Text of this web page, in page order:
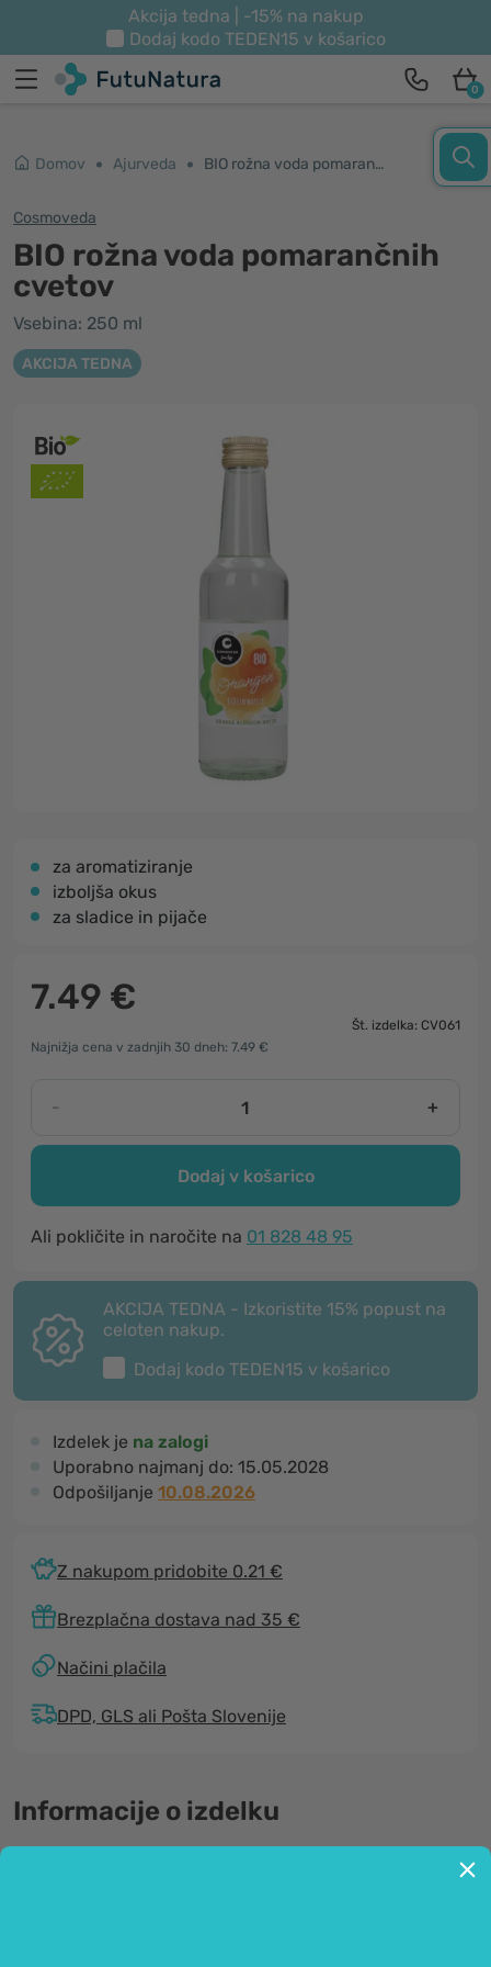
Akcija tedna | -15% na nakup
Dodaj kodo TEDEN15 v košarico
0
Domov Ajurveda BIO rožna voda pomarančnih cvetov
Cosmoveda
BIO rožna voda pomarančnih
cvetov
Vsebina: 250 ml
AKCIJA TEDNA
za aromatiziranje
izboljša okus
za sladice in pijače
7.49 €
Št. izdelka: CV061
Najnižja cena v zadnjih 30 dneh: 7.49 €
- +
Dodaj v košarico
Ali pokličite in naročite na 01 828 48 95
AKCIJA TEDNA - Izkoristite 15% popust na
celoten nakup.
Dodaj kodo TEDEN15 v košarico
Izdelek je na zalogi
Uporabno najmanj do: 15.05.2028
Odpošiljanje 10.08.2026
Z nakupom pridobite 0.21 €
Brezplačna dostava nad 35 €
Načini plačila
DPD, GLS ali Pošta Slovenije
Informacije o izdelku